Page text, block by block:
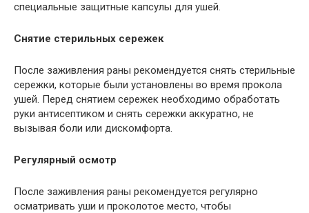
специальные защитные капсулы для ушей.
Снятие стерильных сережек
После заживления раны рекомендуется снять стерильные
сережки, которые были установлены во время прокола
ушей. Перед снятием сережек необходимо обработать
руки антисептиком и снять сережки аккуратно, не
вызывая боли или дискомфорта.
Регулярный осмотр
После заживления раны рекомендуется регулярно
осматривать уши и проколотое место, чтобы